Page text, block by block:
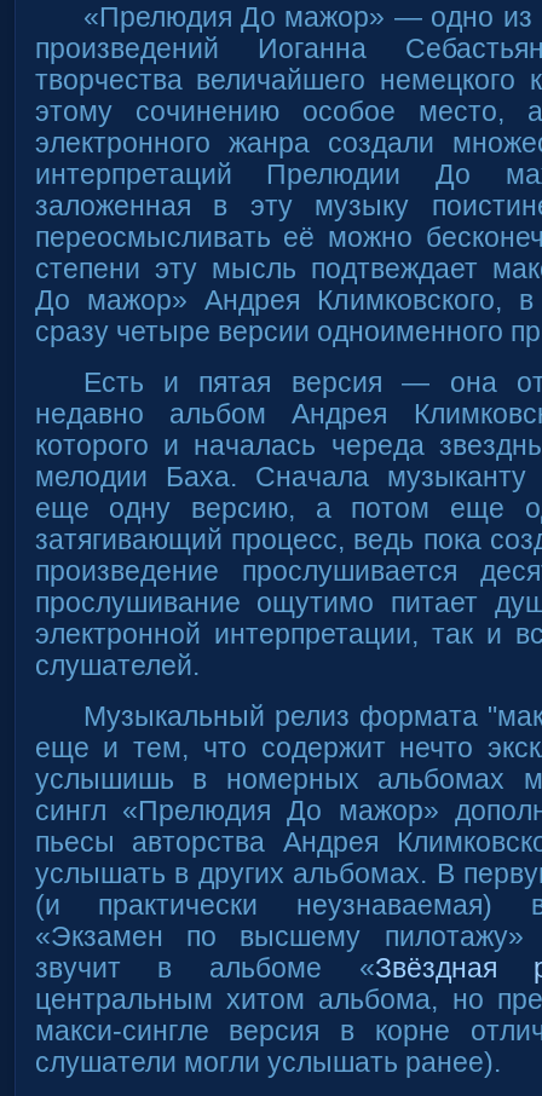
«Прелюдия До мажор» — одно из
произведений Иоганна
творчества величайшего немецкого
этому сочинению особое место, а
электронного жанра создали
интерпретаций Прелюдии До
заложенная в эту музыку
переосмысливать её можно
степени эту мысль подтвеждает
До мажор» Андрея Климковского, в
сразу четыре версии одноименного
Есть и пятая версия — она
недавно альбом Андрея
которого и началась череда
мелодии Баха. Сначала музыканту
еще одну версию, а потом еще
затягивающий процесс, ведь пока
произведение прослушивается
прослушивание ощутимо питает
электронной интерпретации, так и
слушателей.
Музыкальный релиз формата
еще и тем, что содержит нечто
услышишь в номерных альбомах
сингл «Прелюдия До мажор»
пьесы авторства Андрея
услышать в других альбомах. В
(и практически неузнаваемая)
«Экзамен по высшему пилотажу»
звучит в альбоме «Звёздная
центральным хитом альбома, но
макси-сингле версия в корне
слушатели могли услышать ранее).